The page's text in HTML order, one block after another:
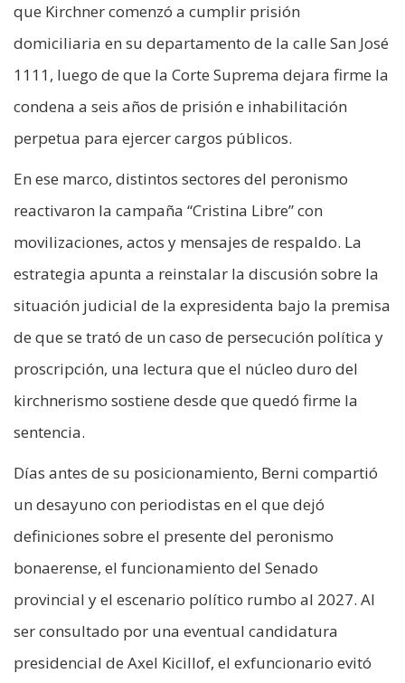
que Kirchner comenzó a cumplir prisión
domiciliaria en su departamento de la calle San José
1111, luego de que la Corte Suprema dejara firme la
condena a seis años de prisión e inhabilitación
perpetua para ejercer cargos públicos.
En ese marco, distintos sectores del peronismo
reactivaron la campaña “Cristina Libre” con
movilizaciones, actos y mensajes de respaldo. La
estrategia apunta a reinstalar la discusión sobre la
situación judicial de la expresidenta bajo la premisa
de que se trató de un caso de persecución política y
proscripción, una lectura que el núcleo duro del
kirchnerismo sostiene desde que quedó firme la
sentencia.
Días antes de su posicionamiento, Berni compartió
un desayuno con periodistas en el que dejó
definiciones sobre el presente del peronismo
bonaerense, el funcionamiento del Senado
provincial y el escenario político rumbo al 2027. Al
ser consultado por una eventual candidatura
presidencial de Axel Kicillof, el exfuncionario evitó